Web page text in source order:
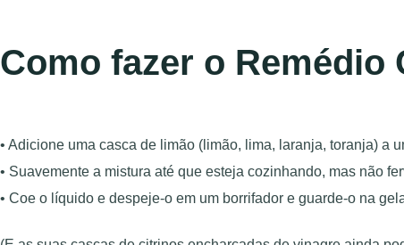
Como fazer o
• Adicione uma casca de limão (limão, lima, laranja, toranja) a
• Suavemente a mistura até que esteja cozinhando, mas não
• Coe o líquido e despeje-o em um borrifador e guarde-o na